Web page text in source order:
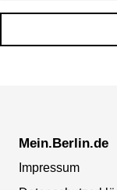
Mein.Berlin.de
Impressum